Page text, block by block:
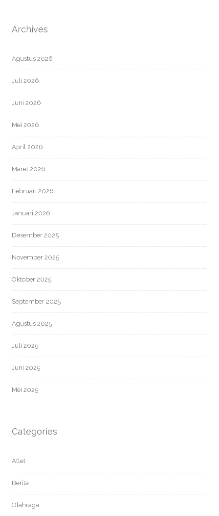
Archives
Agustus 2026
Juli 2026
Juni 2026
Mei 2026
April 2026
Maret 2026
Februari 2026
Januari 2026
Desember 2025
November 2025
Oktober 2025
September 2025
Agustus 2025
Juli 2025
Juni 2025
Mei 2025
Categories
Atlet
Berita
Olahraga